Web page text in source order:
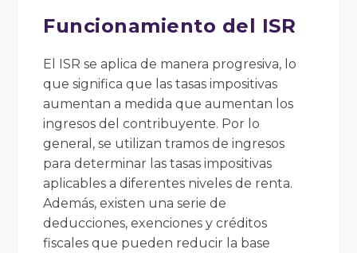
Funcionamiento del ISR
El ISR se aplica de manera progresiva, lo
que significa que las tasas impositivas
aumentan a medida que aumentan los
ingresos del contribuyente. Por lo
general, se utilizan tramos de ingresos
para determinar las tasas impositivas
aplicables a diferentes niveles de renta.
Además, existen una serie de
deducciones, exenciones y créditos
fiscales que pueden reducir la base